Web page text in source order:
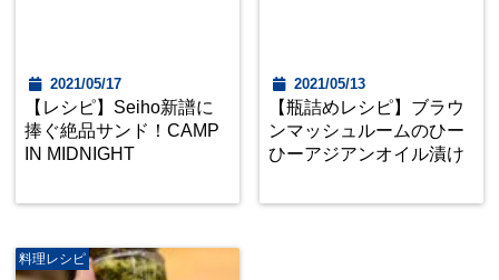
2021/05/17
【レシピ】Seiho新譜に
捧ぐ絶品サンド！CAMP
IN MIDNIGHT
2021/05/13
【瓶詰めレシピ】ブラウ
ンマッシュルームのひー
ひーアジアンオイル漬け
料理レシピ